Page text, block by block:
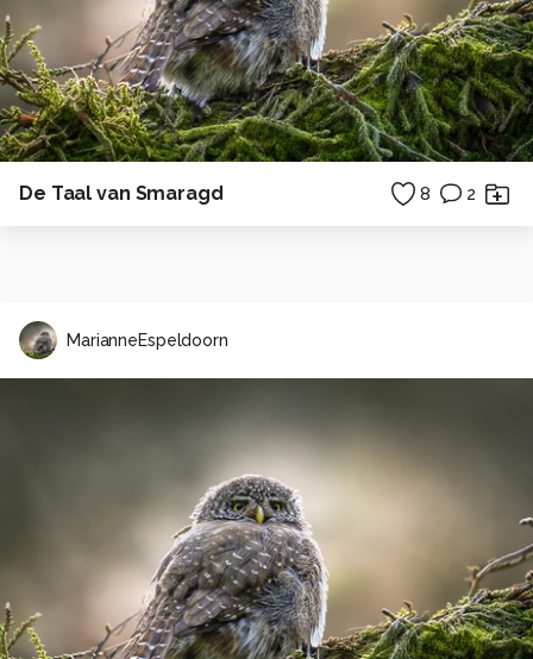
De Taal van Smaragd 8 2
MarianneEspeldoorn